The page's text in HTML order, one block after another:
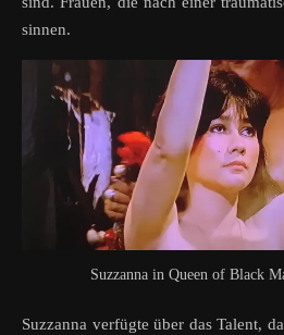
sinnen.
Suzzanna in Queen of Black
Suzzanna verfügte über das Talent,